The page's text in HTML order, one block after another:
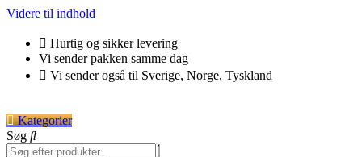
Videre til indhold
Hurtig og sikker levering
Vi sender pakken samme dag
Vi sender også til Sverige, Norge, Tyskland
Kategorier
Søg